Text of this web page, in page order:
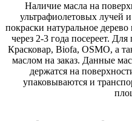
Наличие масла на
ультрафиолетовых лучей
покраски натуральное
через 2-3 года посереет.
Красковар, Biofa, OSMO, а
маслом на заказ. Данные
держатся на
упаковываются и